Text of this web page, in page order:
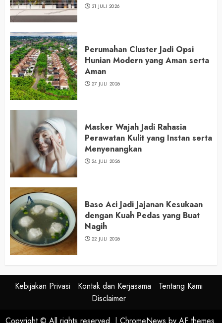
31 JULI 2026
Perumahan Cluster Jadi Opsi
Hunian Modern yang Aman serta
Aman
27 JULI 2026
Masker Wajah Jadi Rahasia
Perawatan Kulit yang Instan serta
Menyenangkan
24 JULI 2026
Baso Aci Jadi Jajanan Kesukaan
dengan Kuah Pedas yang Buat
Nagih
22 JULI 2026
Kebijakan Privasi Kontak dan Kerjasama
Tentang Kami
Disclaimer